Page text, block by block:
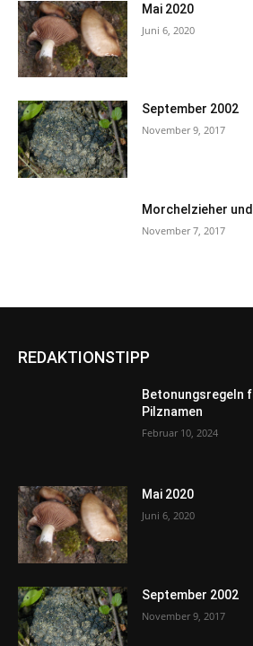
Mai 2020
Juni 6, 2020
September 2002
November 9, 2017
Morchelzieher
November 7, 2017
REDAKTIONSTIPP
Betonungsregeln
Pilznamen
Februar 10, 2024
Mai 2020
Juni 6, 2020
September 2002
November 9, 2017